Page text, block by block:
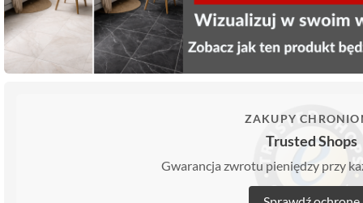
ZAKUPY
Trusted Shops
Gwarancja zwrotu pieniędzy przy